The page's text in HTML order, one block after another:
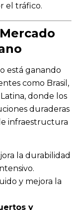
el tráfico.
está ganando
como Brasil,
donde los
duraderas
infraestructura
la durabilidad
y mejora la
y